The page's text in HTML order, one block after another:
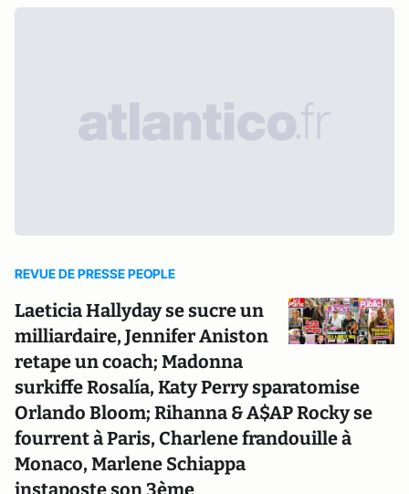
REVUE DE PRESSE PEOPLE
Laeticia Hallyday se sucre un
milliardaire, Jennifer Aniston
retape un coach; Madonna
surkiffe Rosalía, Katy Perry sparatomise
Orlando Bloom; Rihanna & A$AP Rocky se
fourrent à Paris, Charlene frandouille à
Monaco, Marlene Schiappa